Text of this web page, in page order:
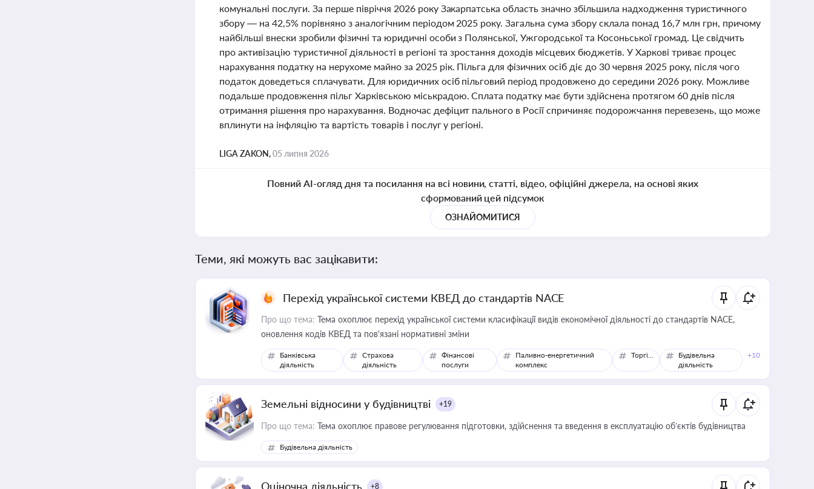
комунальні послуги. За перше півріччя 2026 року Закарпатська область значно збільшила надходження туристичного
збору — на 42,5% порівняно з аналогічним періодом 2025 року. Загальна сума збору склала понад 16,7 млн грн, причому
найбільші внески зробили фізичні та юридичні особи з Полянської, Ужгородської та Косоньської громад. Це свідчить
про активізацію туристичної діяльності в регіоні та зростання доходів місцевих бюджетів. У Харкові триває процес
нарахування податку на нерухоме майно за 2025 рік. Пільга для фізичних осіб діє до 30 червня 2025 року, після чого
податок доведеться сплачувати. Для юридичних осіб пільговий період продовжено до середини 2026 року. Можливе
подальше продовження пільг Харківською міськрадою. Сплата податку має бути здійснена протягом 60 днів після
отримання рішення про нарахування. Водночас дефіцит пального в Росії спричиняє подорожчання перевезень, що може
вплинути на інфляцію та вартість товарів і послуг у регіоні.
LIGA ZAKON,05 липня 2026
Повний AI-огляд дня та посилання на всі новини, статті, відео, офіційні джерела, на основі яких
сформований цей підсумок
ОЗНАЙОМИТИСЯ
Теми, які можуть вас зацікавити:
Перехід української системи КВЕД до стандартів NACE
Про що тема: Тема охоплює перехід української системи класифікації видів економічної діяльності до стандартів NACE,
оновлення кодів КВЕД та пов'язані нормативні зміни
Банківська
діяльність
Страхова
діяльність
Фінансові
послуги
Паливно-енергетичний
комплекс
Торгівля
Будівельна
діяльність
+10
Земельні відносини у будівництві +19
Про що тема: Тема охоплює правове регулювання підготовки, здійснення та введення в експлуатацію об’єктів будівництва
Будівельна діяльність
Оціночна діяльність +8